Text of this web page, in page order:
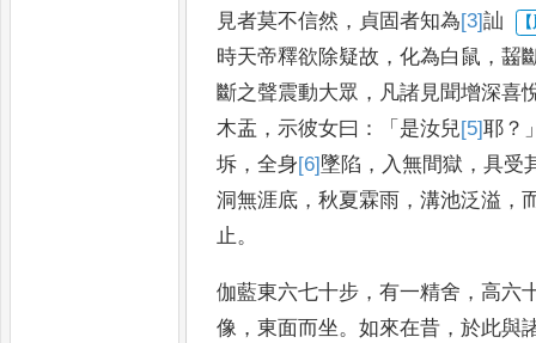
見者莫不信然 ， 貞固者知為[3]訕
時天帝釋欲除疑故 ，化為白鼠 ，齧
斷之聲震動大眾 ， 凡諸見聞增深喜
木盂 ，示彼女曰 ：「 是汝兒[5]耶 ？
坼 ，全身[6] 墜陷 ， 入無間獄 ，具受
洞無涯底 ，秋夏霖雨 ，溝池泛溢 ，
止。
伽藍東六七十步 ，有一精舍 ， 高六
像 ，東面而坐。如來在昔 ，於此與